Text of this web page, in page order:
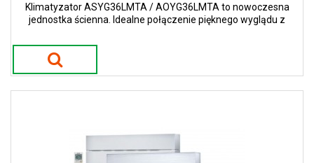
Klimatyzator ASYG36LMTA / AOYG36LMTA to nowoczesna
jednostka ścienna. Idealne połączenie pięknego wyglądu z